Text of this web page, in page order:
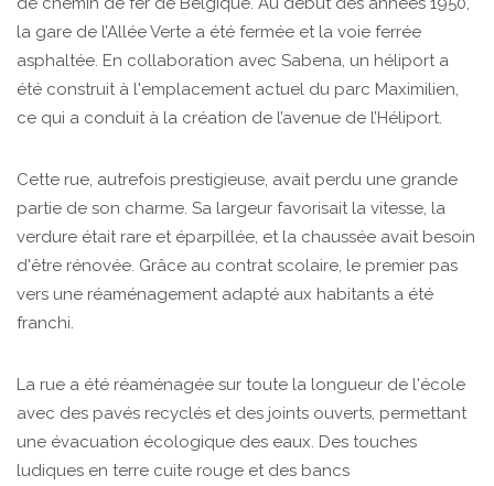
la gare de l’Allée Verte a été fermée et la voie ferrée
asphaltée. En collaboration avec Sabena, un héliport a
été construit à l'emplacement actuel du parc Maximilien,
ce qui a conduit à la création de l’avenue de l’Héliport.
Cette rue, autrefois prestigieuse, avait perdu une grande
partie de son charme. Sa largeur favorisait la vitesse, la
verdure était rare et éparpillée, et la chaussée avait besoin
d'être rénovée. Grâce au contrat scolaire, le premier pas
vers une réaménagement adapté aux habitants a été
franchi.
La rue a été réaménagée sur toute la longueur de l'école
avec des pavés recyclés et des joints ouverts, permettant
une évacuation écologique des eaux. Des touches
ludiques en terre cuite rouge et des bancs